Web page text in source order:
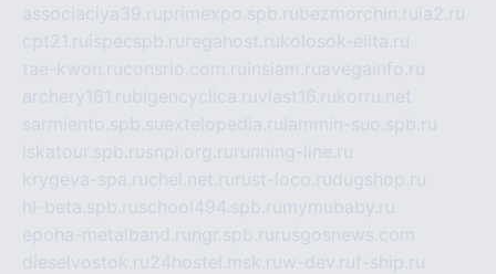
associaciya39.ruprimexpo.spb.rubezmorchin.ru ia2.ru
cpt21.ru ispecspb.ru regahost.rukolosok-elita.ru
tae-kwon.ruconsrio.com.ru insiam.ruavegainfo.ru
archery161.rubigencyclica.ruvlast16.rukorru.net
sarmiento.spb.suextelopedia.ru lammin-suo.spb.ru
iskatour.spb.rusnpi.org.ru running-line.ru
krygeva-spa.ruchel.net.ru rust-loco.rudugshop.ru
hl-beta.spb.ruschool494.spb.ru mymubaby.ru
epoha-metalband.ru ngr.spb.ru rusgosnews.com
dieselvostok.ru24hostel.msk.ruw-dev.ruf-ship.ru